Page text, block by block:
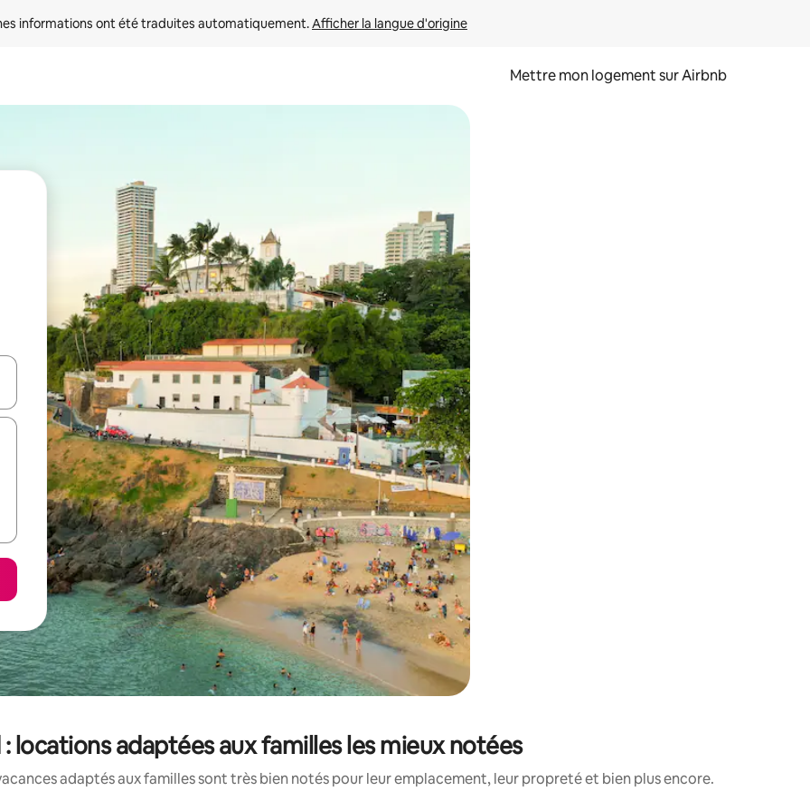
informations ont été traduites automatiquement. Afficher la langue d'origine
Mettre mon logement sur Airbnb
le haut et vers le bas pour les parcourir ou en appuyant et en faisant glisser.
locations adaptées aux familles les mieux notées
adaptés aux familles sont très bien notés pour leur emplacement, leur propreté et bien plus encore.